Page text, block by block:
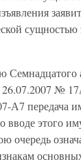
сущностью
Семнадцатого
26.07.2007 №
А7 передача
вводе этого
очередь